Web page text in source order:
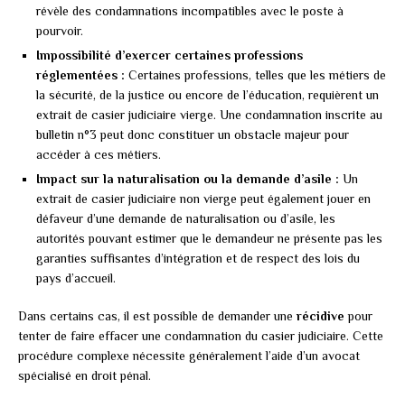
révèle des condamnations incompatibles avec le poste à
pourvoir.
Impossibilité d’exercer certaines professions
réglementées : Certaines professions, telles que les métiers de
la sécurité, de la justice ou encore de l’éducation, requièrent un
extrait de casier judiciaire vierge. Une condamnation inscrite au
bulletin n°3 peut donc constituer un obstacle majeur pour
accéder à ces métiers.
Impact sur la naturalisation ou la demande d’asile : Un
extrait de casier judiciaire non vierge peut également jouer en
défaveur d’une demande de naturalisation ou d’asile, les
autorités pouvant estimer que le demandeur ne présente pas les
garanties suffisantes d’intégration et de respect des lois du
pays d’accueil.
Dans certains cas, il est possible de demander une récidive pour
tenter de faire effacer une condamnation du casier judiciaire. Cette
procédure complexe nécessite généralement l’aide d’un avocat
spécialisé en droit pénal.